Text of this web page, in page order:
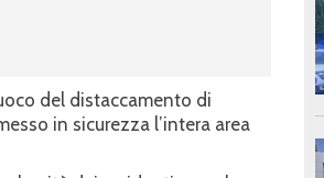
del distaccamento di
in sicurezza l’intera area